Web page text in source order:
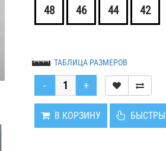
48 46 44 42
ТАБЛИЦА РАЗМЕРОВ
В КОРЗИНУ